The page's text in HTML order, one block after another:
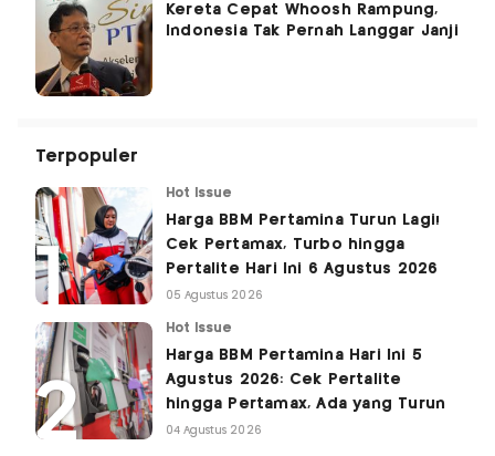
Kereta Cepat Whoosh Rampung,
Indonesia Tak Pernah Langgar Janji
Terpopuler
Hot Issue
Harga BBM Pertamina Turun Lagi!
Cek Pertamax, Turbo hingga
Pertalite Hari Ini 6 Agustus 2026
05 Agustus 2026
Hot Issue
Harga BBM Pertamina Hari Ini 5
Agustus 2026: Cek Pertalite
hingga Pertamax, Ada yang Turun
04 Agustus 2026